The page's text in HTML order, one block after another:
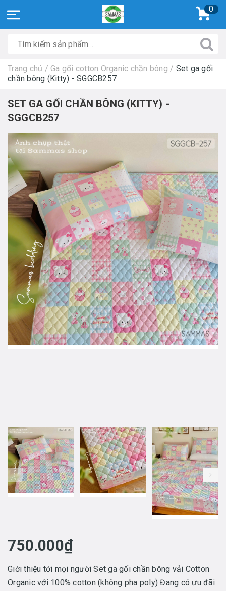
0
Trang chủ / Ga gối cotton Organic chần bông / Set ga gối
chần bông (Kitty) - SGGCB257
SET GA GỐI CHẦN BÔNG (KITTY) -
SGGCB257
prev
750.000₫
Giới thiệu tới mọi người Set ga gối chần bông vải Cotton
Organic với 100% cotton (không pha poly) Đang có ưu đãi